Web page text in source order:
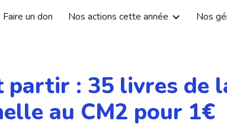
Skip to navigation
Faire un don Nos actions cette année Nos
partir : 35 livres de
au CM2 pour 1€